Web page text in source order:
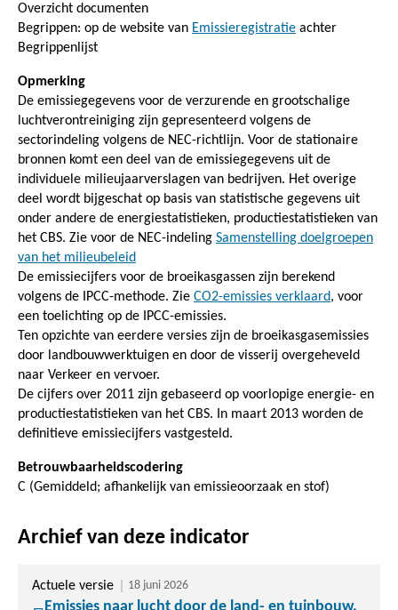
Overzicht documenten
Begrippen: op de website van Emissieregistratie achter
Begrippenlijst
Opmerking
De emissiegegevens voor de verzurende en grootschalige
luchtverontreiniging zijn gepresenteerd volgens de
sectorindeling volgens de NEC-richtlijn. Voor de stationaire
bronnen komt een deel van de emissiegegevens uit de
individuele milieujaarverslagen van bedrijven. Het overige
deel wordt bijgeschat op basis van statistische gegevens uit
onder andere de energiestatistieken, productiestatistieken van
het CBS. Zie voor de NEC-indeling Samenstelling doelgroepen
van het milieubeleid
De emissiecijfers voor de broeikasgassen zijn berekend
volgens de IPCC-methode. Zie CO2-emissies verklaard, voor
een toelichting op de IPCC-emissies.
Ten opzichte van eerdere versies zijn de broeikasgasemissies
door landbouwwerktuigen en door de visserij overgeheveld
naar Verkeer en vervoer.
De cijfers over 2011 zijn gebaseerd op voorlopige energie- en
productiestatistieken van het CBS. In maart 2013 worden de
definitieve emissiecijfers vastgesteld.
Betrouwbaarheidscodering
C (Gemiddeld; afhankelijk van emissieoorzaak en stof)
Archief van deze indicator
Actuele versie 18 juni 2026
Emissies naar lucht door de land- en tuinbouw,